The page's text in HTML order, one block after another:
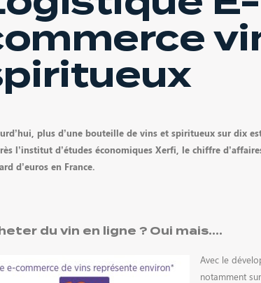
plus d’une bouteille de vins et spiritueux sur dix
l’institut d’études économiques Xerfi, le chiffre
d’euros en France.
du vin en ligne ? Oui mais….
Avec le
notamment